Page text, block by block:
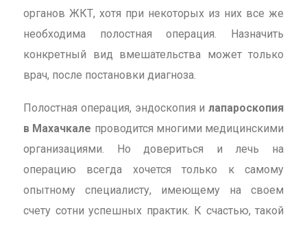
органов ЖКТ, хотя при некоторых из них все же
необходима полостная операция. Назначить
конкретный вид вмешательства может только
врач, после постановки диагноза.
Полостная операция, эндоскопия и лапароскопия
в Махачкале проводится многими медицинскими
организациями. Но довериться и лечь на
операцию всегда хочется только к самому
опытному специалисту, имеющему на своем
счету сотни успешных практик. К счастью, такой